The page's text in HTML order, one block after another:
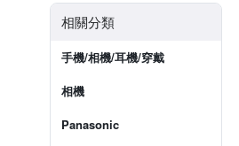
相關分類
手機/相機/耳機/穿戴
相機
Panasonic